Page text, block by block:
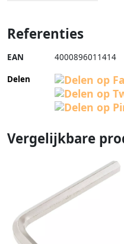
Referenties
EAN 4000896011414
Delen
Vergelijkbare